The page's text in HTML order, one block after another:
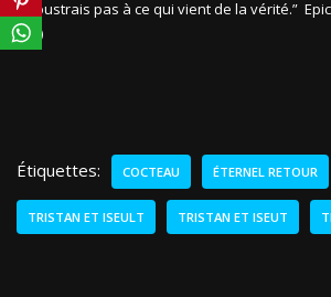
soustrais pas à ce qui vient de la vérité.”
(6)
Étiquettes: COCTEAU ÉTERNEL RETOUR
TRISTAN ET ISEULT TRISTAN ET ISEUT